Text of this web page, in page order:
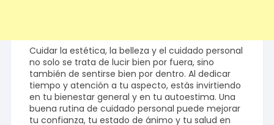
Cuidar la estética, la belleza y el cuidado personal
no solo se trata de lucir bien por fuera, sino
también de sentirse bien por dentro. Al dedicar
tiempo y atención a tu aspecto, estás invirtiendo
en tu bienestar general y en tu autoestima. Una
buena rutina de cuidado personal puede mejorar
tu confianza, tu estado de ánimo y tu salud en